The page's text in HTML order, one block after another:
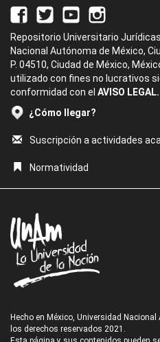
Repositorio Universitario
Nacional Autónoma de México,
P. 04510, Ciudad de México,
utilizado con fines no lucrativos
conformidad con el AVISO LEGAL.
¿Cómo llegar?
Suscripción a actividades
Normatividad
Hecho en México, Universidad
los derechos reservados 2021.